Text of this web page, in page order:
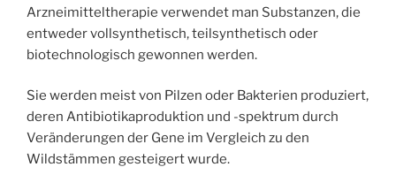
Arzneimitteltherapie verwendet man Substanzen, die
entweder vollsynthetisch, teilsynthetisch oder
biotechnologisch gewonnen werden.
Sie werden meist von Pilzen oder Bakterien produziert,
deren Antibiotikaproduktion und -spektrum durch
Veränderungen der Gene im Vergleich zu den
Wildstämmen gesteigert wurde.